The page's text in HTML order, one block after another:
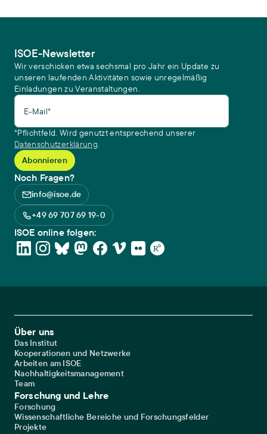
ISOE-Newsletter
Wir verschicken etwa sechsmal pro Jahr ein Update zu
unseren laufenden Aktivitäten sowie unregelmäßig
Einladungen zu Veranstaltungen.
E-Mail*
*Pflichtfeld. Wird genutzt entsprechend unserer
Datenschutzerklärung.
Noch Fragen?
info@isoe.de
+49 69 707 69 19-0
ISOE online folgen:
Footer Main Navigation
Über uns
Das Institut
Kooperationen und Netzwerke
Arbeiten am ISOE
Nachhaltigkeitsmanagement
Team
Forschung und Lehre
Forschung
Wissenschaftliche Bereiche und Forschungsfelder
Projekte